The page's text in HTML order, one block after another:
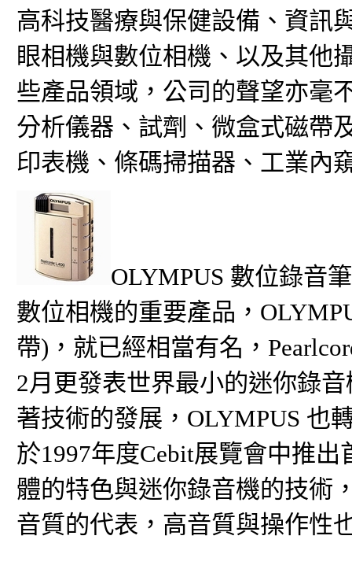
高科技醫療與保健設備、資訊
眼相機與數位相機、以及其他
些產品領域，公司的聲望亦毫
分析儀器、試劑、微盒式磁帶
印表機、條碼掃描器、工業內
OLYMPUS 數位錄音
數位相機的重要產品，
帶)，就已經相當有名，
2月更發表世界最小的迷你錄
著技術的發展，OLYMPUS 也
於1997年度Cebit展覽會中推
體的特色與迷你錄音機的技術
音質的代表，高音質與操作性